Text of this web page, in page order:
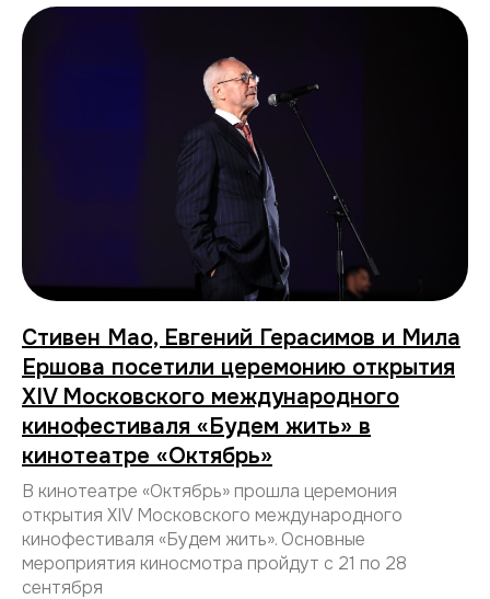
Стивен Мао, Евгений Герасимов и Мила
Ершова посетили церемонию открытия
XIV Московского международного
кинофестиваля «Будем жить» в
кинотеатре «Октябрь»
В кинотеатре «Октябрь» прошла церемония
открытия XIV Московского международного
кинофестиваля «Будем жить». Основные
мероприятия киносмотра пройдут с 21 по 28
сентября